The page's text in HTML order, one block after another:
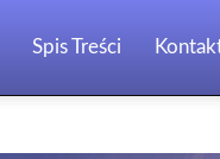
Spis Treści